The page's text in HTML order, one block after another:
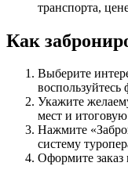
транспорта,
Как
Выберите
воспользуйтесь
Укажите
мест и
Нажмите
систему
Оформите заказ